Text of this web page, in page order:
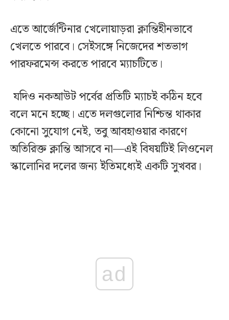
এতে আর্জেন্টিনার খেলোয়াড়রা ক্লান্তিহীনভাবে
খেলতে পারবে। সেইসঙ্গে নিজেদের শতভাগ
পারফরমেন্স করতে পারবে ম্যাচটিতে।
যদিও নকআউট পর্বের প্রতিটি ম্যাচই কঠিন হবে
বলে মনে হচ্ছে। এতে দলগুলোর নিশ্চিন্ত থাকার
কোনো সুযোগ নেই, তবু আবহাওয়ার কারণে
অতিরিক্ত ক্লান্তি আসবে না—এই বিষয়টিই লিওনেল
স্কালোনির দলের জন্য ইতিমধ্যেই একটি সুখবর।
ad